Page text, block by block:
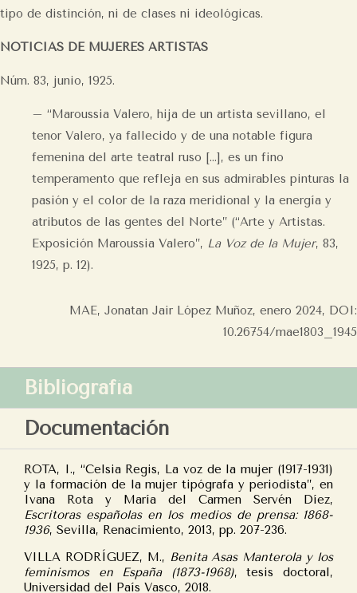
tipo de distinción, ni de clases ni ideológicas.
NOTICIAS DE MUJERES ARTISTAS
Núm. 83, junio, 1925.
– “Maroussia Valero, hija de un artista sevillano, el
tenor Valero, ya fallecido y de una notable figura
femenina del arte teatral ruso […], es un fino
temperamento que refleja en sus admirables pinturas la
pasión y el color de la raza meridional y la energía y
atributos de las gentes del Norte” (“Arte y Artistas.
Exposición Maroussia Valero”, La Voz de la Mujer, 83,
1925, p. 12).
MAE, Jonatan Jair López Muñoz, enero 2024, DOI:
10.26754/mae1803_1945
Bibliografía
Documentación
ROTA, I., “Celsia Regis, La voz de la mujer (1917-1931)
y la formación de la mujer tipógrafa y periodista”, en
Ivana Rota y María del Carmen Servén Díez,
Escritoras españolas en los medios de prensa: 1868-
1936, Sevilla, Renacimiento, 2013, pp. 207-236.
VILLA RODRÍGUEZ, M., Benita Asas Manterola y los
feminismos en España (1873-1968), tesis doctoral,
Universidad del País Vasco, 2018.